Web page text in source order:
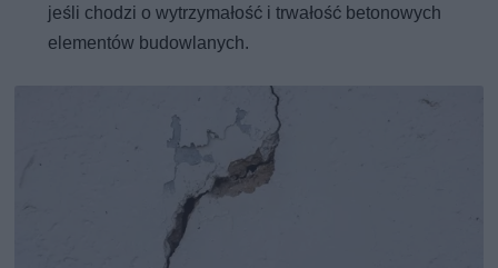
jeśli chodzi o wytrzymałość i trwałość betonowych
elementów budowlanych.